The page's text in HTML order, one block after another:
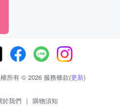
所有 © 2026 服務條款(更新)
於我們 | 購物須知